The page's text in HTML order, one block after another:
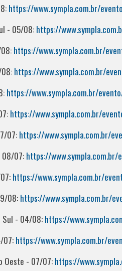
https://www.sympla.com.br/
- 05/08: https://
https://www.sympla.com.br/
https://www.sympla.com.br/
https://www.sympla.com.br/
https://www.sympla.com.br/
07: https://www.sympla.com.br/
08/07: https://
https://www.sympla.com.br/
08: https://www.sympla.com.br/
Sul - 04/08: https://
07: https://www.sympla.com.br/
Oeste - 07/07:https://